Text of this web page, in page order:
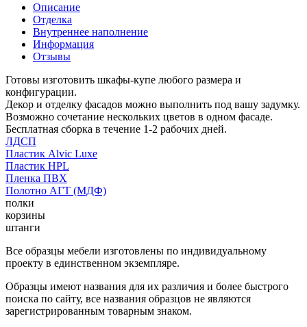
Описание
Отделка
Внутреннее наполнение
Информация
Отзывы
Готовы изготовить шкафы-купе любого размера и
конфигурации.
Декор и отделку фасадов можно выполнить под вашу задумку.
Возможно сочетание нескольких цветов в одном фасаде.
Бесплатная сборка в течение 1-2 рабочих дней.
ЛДСП
Пластик Alvic Luxe
Пластик HPL
Пленка ПВХ
Полотно АГТ (МДФ)
полки
корзины
штанги
Все образцы мебели изготовлены по индивидуальному
проекту в единственном экземпляре.
Образцы имеют названия для их различия и более быстрого
поиска по сайту, все названия образцов не являются
зарегистрированным товарным знаком.